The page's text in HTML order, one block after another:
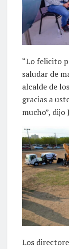
“Lo felicito
saludar de
alcalde de
gracias a
mucho”, dijo
Los